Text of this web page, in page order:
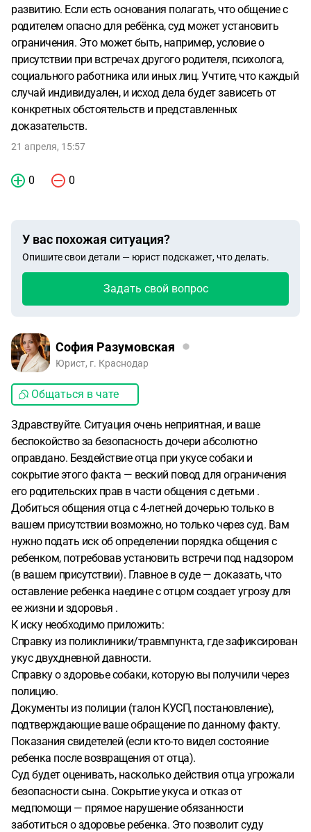
развитию. Если есть основания полагать, что общение с
родителем опасно для ребёнка, суд может установить
ограничения. Это может быть, например, условие о
присутствии при встречах другого родителя, психолога,
социального работника или иных лиц. Учтите, что каждый
случай индивидуален, и исход дела будет зависеть от
конкретных обстоятельств и представленных
доказательств.
21 апреля, 15:57
0 0
У вас похожая ситуация?
Опишите свои детали — юрист подскажет, что делать.
Задать свой вопрос
София Разумовская
Юрист, г. Краснодар
Общаться в чате
Здравствуйте. Ситуация очень неприятная, и ваше
беспокойство за безопасность дочери абсолютно
оправдано. Бездействие отца при укусе собаки и
сокрытие этого факта — веский повод для ограничения
его родительских прав в части общения с детьми .
Добиться общения отца с 4-летней дочерью только в
вашем присутствии возможно, но только через суд. Вам
нужно подать иск об определении порядка общения с
ребенком, потребовав установить встречи под надзором
(в вашем присутствии). Главное в суде — доказать, что
оставление ребенка наедине с отцом создает угрозу для
ее жизни и здоровья .
К иску необходимо приложить:
Справку из поликлиники/травмпункта, где зафиксирован
укус двухдневной давности.
Справку о здоровье собаки, которую вы получили через
полицию.
Документы из полиции (талон КУСП, постановление),
подтверждающие ваше обращение по данному факту.
Показания свидетелей (если кто-то видел состояние
ребенка после возвращения от отца).
Суд будет оценивать, насколько действия отца угрожали
безопасности сына. Сокрытие укуса и отказ от
медпомощи — прямое нарушение обязанности
заботиться о здоровье ребенка. Это позволит суду